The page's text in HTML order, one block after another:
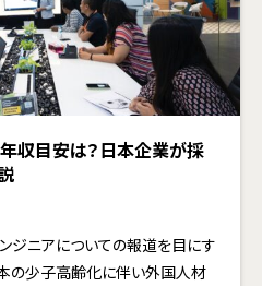
収目安は？日本企業が採
ジニアについての報道を目にす
の少子高齢化に伴い外国人材